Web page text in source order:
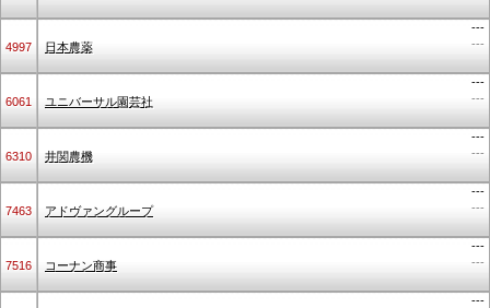
4997 日本農薬
---
---
6061 ユニバーサル園芸社
---
---
6310 井関農機
---
---
7463 アドヴァングループ
---
---
7516 コーナン商事
---
---
---